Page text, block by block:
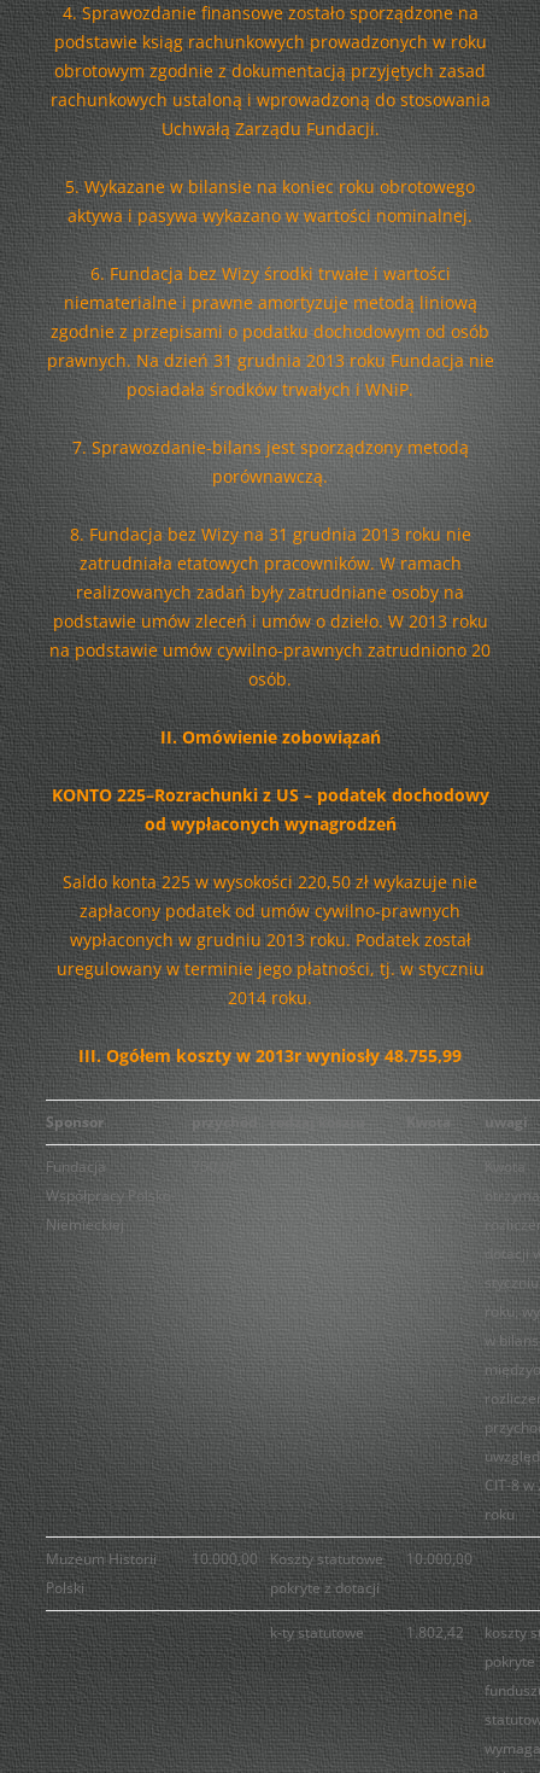
4. Sprawozdanie finansowe zostało sporządzone na
podstawie ksiąg rachunkowych prowadzonych w roku
obrotowym zgodnie z dokumentacją przyjętych zasad
rachunkowych ustaloną i wprowadzoną do stosowania
Uchwałą Zarządu Fundacji.
5. Wykazane w bilansie na koniec roku obrotowego
aktywa i pasywa wykazano w wartości nominalnej.
6. Fundacja bez Wizy środki trwałe i wartości
niematerialne i prawne amortyzuje metodą liniową
zgodnie z przepisami o podatku dochodowym od osób
prawnych. Na dzień 31 grudnia 2013 roku Fundacja nie
posiadała środków trwałych i WNiP.
7. Sprawozdanie-bilans jest sporządzony metodą
porównawczą.
8. Fundacja bez Wizy na 31 grudnia 2013 roku nie
zatrudniała etatowych pracowników. W ramach
realizowanych zadań były zatrudniane osoby na
podstawie umów zleceń i umów o dzieło. W 2013 roku
na podstawie umów cywilno-prawnych zatrudniono 20
osób.
II. Omówienie zobowiązań
KONTO 225–Rozrachunki z US – podatek dochodowy
od wypłaconych wynagrodzeń
Saldo konta 225 w wysokości 220,50 zł wykazuje nie
zapłacony podatek od umów cywilno-prawnych
wypłaconych w grudniu 2013 roku. Podatek został
uregulowany w terminie jego płatności, tj. w styczniu
2014 roku.
III. Ogółem koszty w 2013r wyniosły 48.755,99
Sponsor przychód rodzaj kosztu Kwota uwagi
Fundacja
Współpracy Polsko-
Niemieckiej
750,00
Kwota
dotacji
roku,
w
CIT-8 w
roku
Muzeum Historii
Polski
10.000,00
Koszty statutowe
pokryte z dotacji
10.000,00
k-ty statutowe 1.802,42
koszty
pokryte